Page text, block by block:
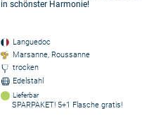
in schönster Harmonie!
Languedoc
Marsanne, Roussanne
trocken
Edelstahl
Lieferbar
SPARPAKET! 5+1 Flasche gratis!